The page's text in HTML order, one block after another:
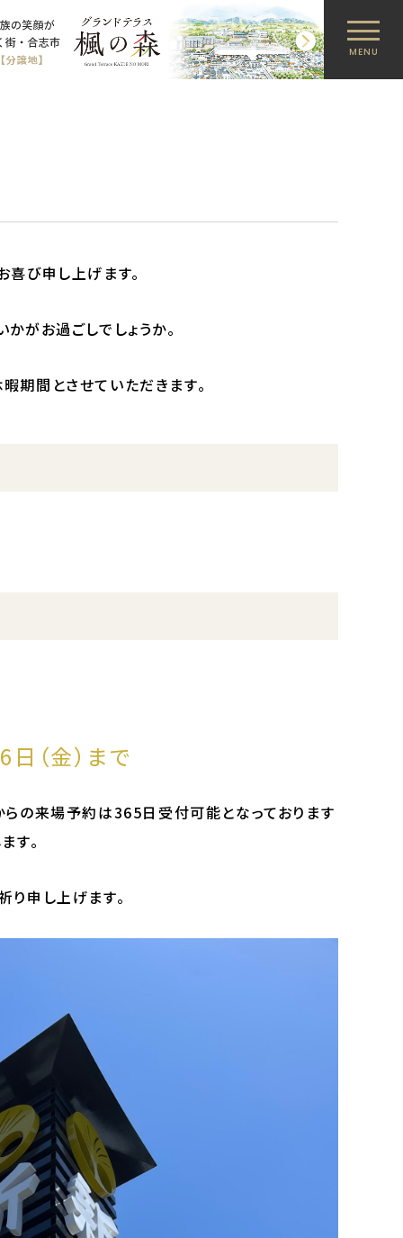
MENU
び申し上げます。
がお過ごしでしょうか。
期間とさせていただきます。
（金）まで
らの来場予約は365日受付可能となっております
す。
申し上げます。